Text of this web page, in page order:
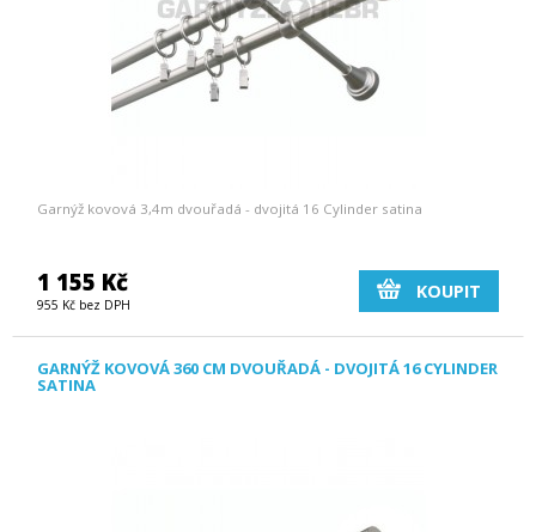
Garnýž kovová 3,4m dvouřadá - dvojitá 16 Cylinder satina
1 155 Kč
955 Kč bez DPH
KOUPIT
GARNÝŽ KOVOVÁ 360 CM DVOUŘADÁ - DVOJITÁ 16 CYLINDER
SATINA